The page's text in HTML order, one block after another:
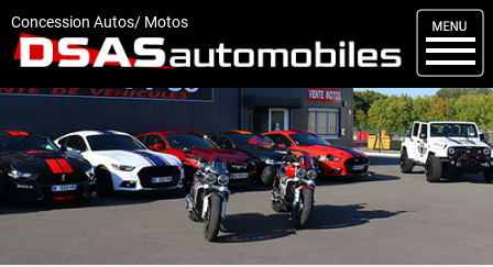
Concession Autos/ Motos
Menu
DSAS
Kit carrosserie
Nos occasions
Nos services
Comment réserver